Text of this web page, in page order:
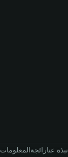
المعلوماترائجةنبذة عنا